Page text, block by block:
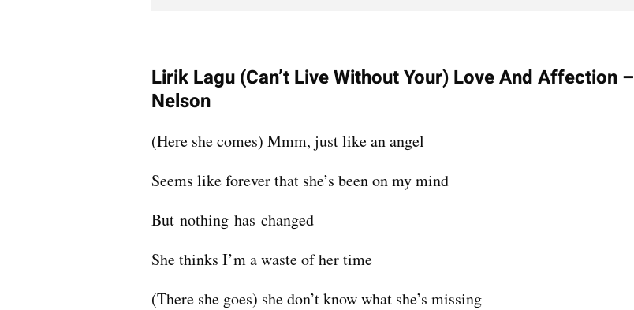
Lirik Lagu (Can’t Live Without Your) Love And Affection –
Nelson
(Here she comes) Mmm, just like an angel
Seems like forever that she’s been on my mind
But nothing has changed
She thinks I’m a waste of her time
(There she goes) she don’t know what she’s missing